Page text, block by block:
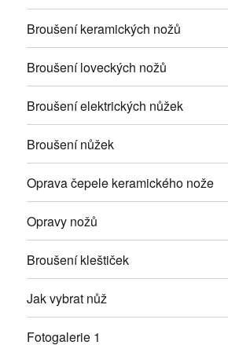
Broušení keramických nožů
Broušení loveckých nožů
Broušení elektrických nůžek
Broušení nůžek
Oprava čepele keramického nože
Opravy nožů
Broušení kleštiček
Jak vybrat nůž
Fotogalerie 1